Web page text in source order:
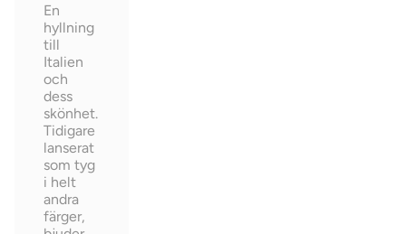
En
hyllning
till
Italien
och
dess
skönhet.
Tidigare
lanserat
som tyg
i helt
andra
färger,